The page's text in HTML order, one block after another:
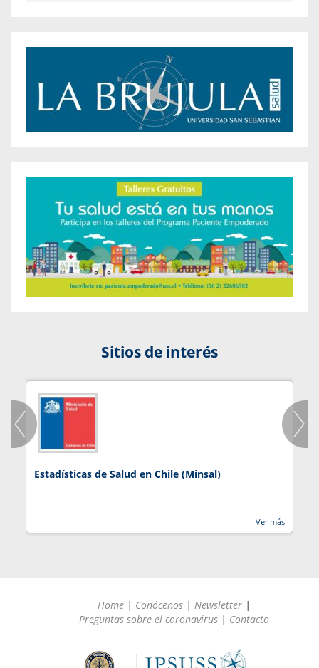
Sitios de interés
Estadísticas de Salud en Chile (Minsal)
Ver más
Home | Conócenos | Newsletter |
Preguntas sobre el coronavirus | Contacto